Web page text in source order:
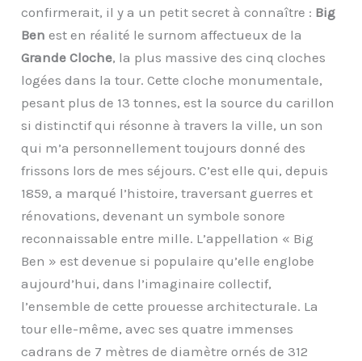
confirmerait, il y a un petit secret à connaître : Big
Ben est en réalité le surnom affectueux de la
Grande Cloche, la plus massive des cinq cloches
logées dans la tour. Cette cloche monumentale,
pesant plus de 13 tonnes, est la source du carillon
si distinctif qui résonne à travers la ville, un son
qui m’a personnellement toujours donné des
frissons lors de mes séjours. C’est elle qui, depuis
1859, a marqué l’histoire, traversant guerres et
rénovations, devenant un symbole sonore
reconnaissable entre mille. L’appellation « Big
Ben » est devenue si populaire qu’elle englobe
aujourd’hui, dans l’imaginaire collectif,
l’ensemble de cette prouesse architecturale. La
tour elle-même, avec ses quatre immenses
cadrans de 7 mètres de diamètre ornés de 312